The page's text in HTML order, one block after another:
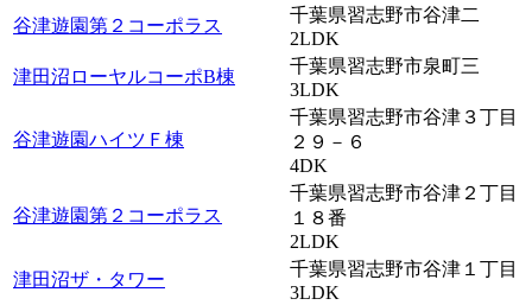
谷津遊園第２コーポラス
千葉県習志野市谷津二
2LDK
津田沼ローヤルコーポB棟
千葉県習志野市泉町三
3LDK
谷津遊園ハイツＦ棟
千葉県習志野市谷津３丁目
２９－６
4DK
谷津遊園第２コーポラス
千葉県習志野市谷津２丁目
１８番
2LDK
津田沼ザ・タワー
千葉県習志野市谷津１丁目
3LDK